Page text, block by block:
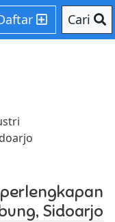
value of type null in
core/core.php
Cari
Sidoarjo